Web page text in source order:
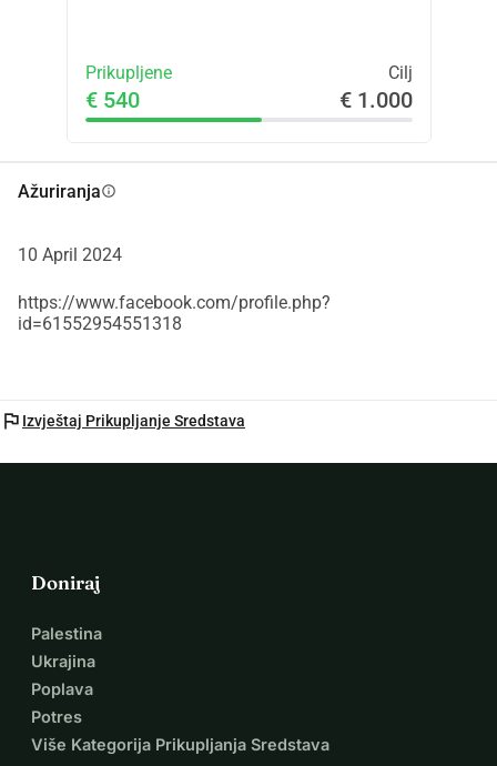
Prikupljene Cilj
€ 540 € 1.000
Ažuriranjainfo
10 April 2024
https://www.facebook.com/profile.php?
id=61552954551318
flag Izvještaj Prikupljanje Sredstava
Doniraj
Palestina
Ukrajina
Poplava
Potres
Više Kategorija Prikupljanja Sredstava